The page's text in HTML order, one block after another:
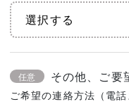
任意 その他、ご要
ご希望の連絡方法（電